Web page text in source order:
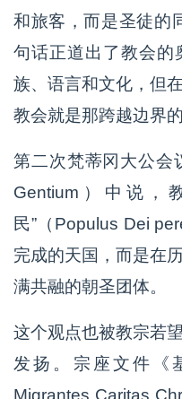
和旅客，而是圣徒的
句话正道出了教会的
族、语言和文化，但
教会就是那跨越边界的
第二次梵蒂冈大公会
Gentium）中说，
民”（Populus Dei
完成的天国，而是在
满共融的朝圣团体。
这个观点也被教宗若
发扬。宗座文件《
Migrantes Caritas